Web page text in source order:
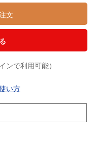
文
ンで利用可能）
い方